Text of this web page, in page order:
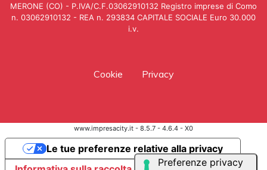
MERONE (CO) - P.IVA/C.F.03062910132 Registro imprese di Como
n. 03062910132 - REA n. 293834 CAPITALE SOCIALE Euro 30.000
i.v.
Cookie Privacy
www.impresacity.it - 8.5.7 - 4.6.4 - X0
Le tue preferenze relative alla privacy